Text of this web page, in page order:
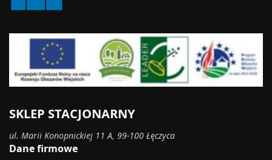
SKLEP STACJONARNY
ul. Marii Konopnickiej 11 A, 99-100 Łęczyca
Dane firmowe